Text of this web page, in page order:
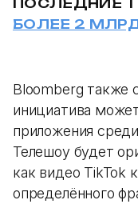
БОЛЕЕ 2
Bloomberg также
инициатива
приложения
Телешоу будет
как видео TikTok
определённого